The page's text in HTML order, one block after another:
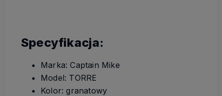
Specyfikacja:
Marka: Captain Mike
Model: TORRE
Kolor: granatowy